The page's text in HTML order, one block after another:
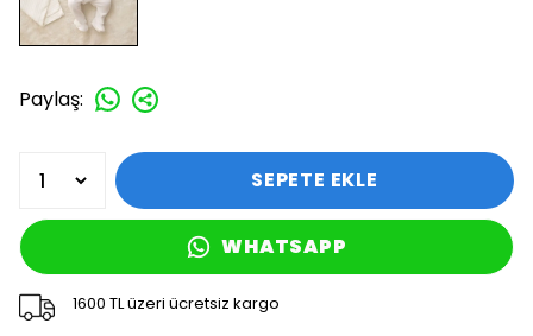
Paylaş:
SEPETE EKLE
WHATSAPP
1600 TL üzeri ücretsiz kargo